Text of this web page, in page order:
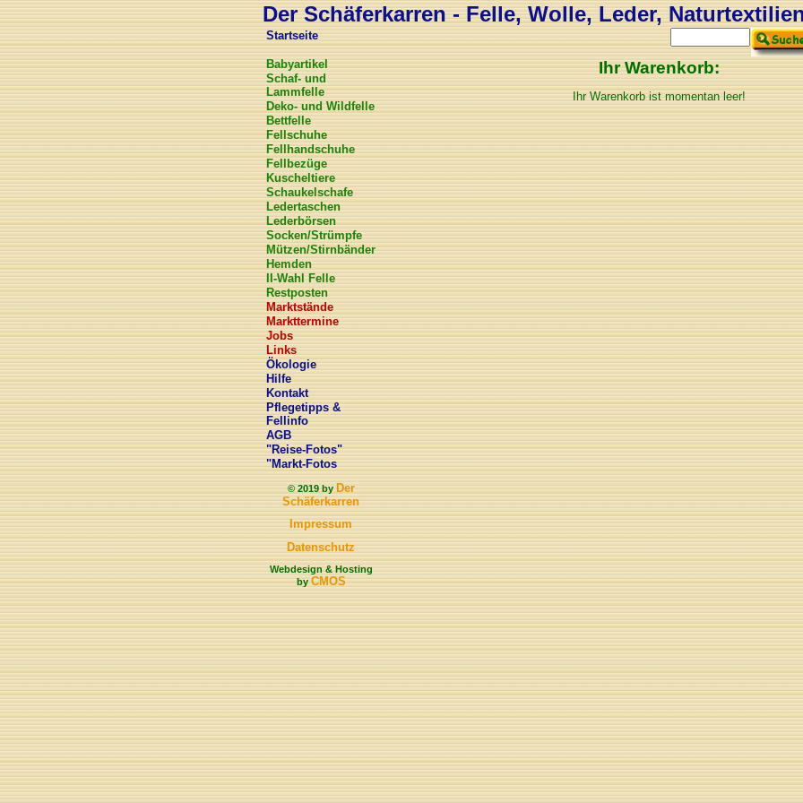
Der Schäferkarren - Felle, Wolle, Leder,
Startseite
Babyartikel
Schaf- und
Lammfelle
Deko- und Wildfelle
Bettfelle
Fellschuhe
Fellhandschuhe
Fellbezüge
Kuscheltiere
Schaukelschafe
Ledertaschen
Lederbörsen
Socken/Strümpfe
Mützen/Stirnbänder
Hemden
II-Wahl Felle
Restposten
Marktstände
Markttermine
Jobs
Links
Ökologie
Hilfe
Kontakt
Pflegetipps &
Fellinfo
AGB
"Reise-Fotos"
"Markt-Fotos
© 2019 byDer
Schäferkarren
Impressum
Datenschutz
Webdesign & Hosting
byCMOS
Ihr Warenkorb:
Ihr Warenkorb ist momentan leer!